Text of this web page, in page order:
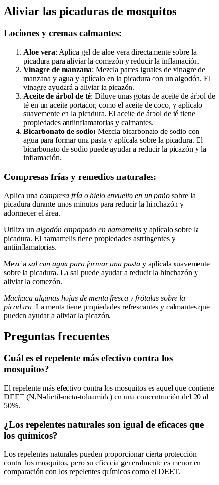
Aliviar las picaduras de mosquitos
Lociones y cremas calmantes:
Aloe vera: Aplica gel de aloe vera directamente sobre la
picadura para aliviar la comezón y reducir la inflamación.
Vinagre de manzana: Mezcla partes iguales de vinagre de
manzana y agua y aplícalo en la picadura con un algodón. El
vinagre ayudará a aliviar la picazón.
Aceite de árbol de té: Diluye unas gotas de aceite de árbol de
té en un aceite portador, como el aceite de coco, y aplícalo
suavemente en la picadura. El aceite de árbol de té tiene
propiedades antiinflamatorias y calmantes.
Bicarbonato de sodio: Mezcla bicarbonato de sodio con
agua para formar una pasta y aplícala sobre la picadura. El
bicarbonato de sodio puede ayudar a reducir la picazón y la
inflamación.
Compresas frías y remedios naturales:
Aplica una compresa fría o hielo envuelto en un paño sobre la
picadura durante unos minutos para reducir la hinchazón y
adormecer el área.
Utiliza un algodón empapado en hamamelis y aplícalo sobre la
picadura. El hamamelis tiene propiedades astringentes y
antiinflamatorias.
Mezcla sal con agua para formar una pasta y aplícala suavemente
sobre la picadura. La sal puede ayudar a reducir la hinchazón y
aliviar la comezón.
Machaca algunas hojas de menta fresca y frótalas sobre la
picadura. La menta tiene propiedades refrescantes y calmantes que
pueden ayudar a aliviar la picazón.
Preguntas frecuentes
Cuál es el repelente más efectivo contra los
mosquitos?
El repelente más efectivo contra los mosquitos es aquel que contiene
DEET (N,N-dietil-meta-toluamida) en una concentración del 20 al
50%.
¿Los repelentes naturales son igual de eficaces que
los químicos?
Los repelentes naturales pueden proporcionar cierta protección
contra los mosquitos, pero su eficacia generalmente es menor en
comparación con los repelentes químicos como el DEET.